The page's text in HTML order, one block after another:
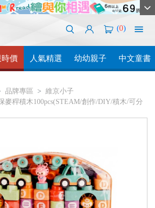
(0)
時價 人氣精選 幼幼親子 中文童書
品牌專區
維京小子
麥稈積木100pcs(STEAM/創作/DIY/積木/可分